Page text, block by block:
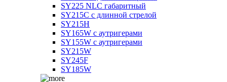
SY225 NLC габаритный
SY215C с длинной стрелой
SY215H
SY165W с аутригерами
SY155W с аутригерами
SY215W
SY245F
SY185W